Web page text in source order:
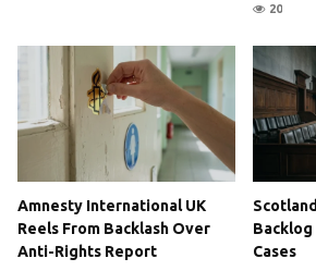
20
Amnesty International UK
Reels From Backlash Over
Anti-Rights Report
Cases